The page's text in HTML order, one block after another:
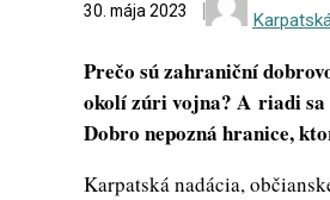
30. mája 2023
Prečo sú zahraniční
okolí zúri vojna? A riadi
Dobro nepozná hranice,
Karpatská nadácia,